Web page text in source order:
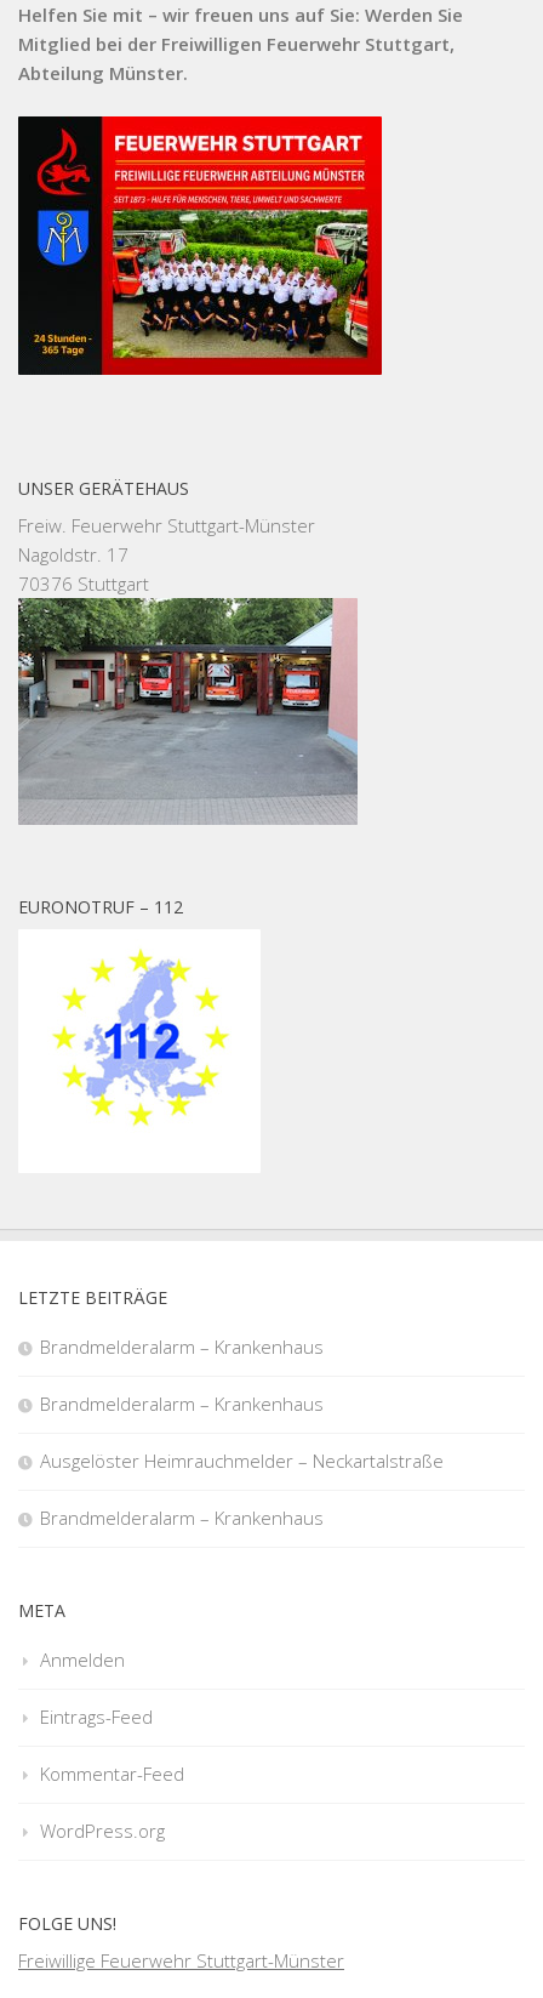
Helfen Sie mit – wir freuen uns auf Sie: Werden Sie
Mitglied bei der Freiwilligen Feuerwehr Stuttgart,
Abteilung Münster.
UNSER GERÄTEHAUS
Freiw. Feuerwehr Stuttgart-Münster
Nagoldstr. 17
70376 Stuttgart
EURONOTRUF – 112
LETZTE BEITRÄGE
Brandmelderalarm – Krankenhaus
Brandmelderalarm – Krankenhaus
Ausgelöster Heimrauchmelder – Neckartalstraße
Brandmelderalarm – Krankenhaus
META
Anmelden
Eintrags-Feed
Kommentar-Feed
WordPress.org
FOLGE UNS!
Freiwillige Feuerwehr Stuttgart-Münster